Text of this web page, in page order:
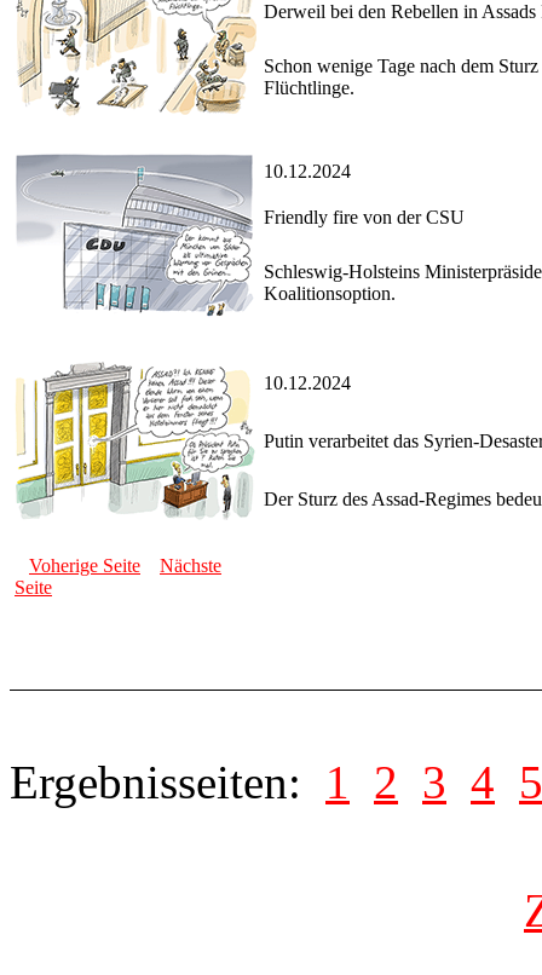
Derweil bei den Rebellen in Assads
Schon wenige Tage nach dem
Flüchtlinge.
10.12.2024
Friendly fire von der CSU
Schleswig-Holsteins
Koalitionsoption.
10.12.2024
Putin verarbeitet das Syrien-
Der Sturz des Assad-Regimes
Voherige Seite
Nächste
Seite
Ergebnisseiten: 1 2 3 4 5